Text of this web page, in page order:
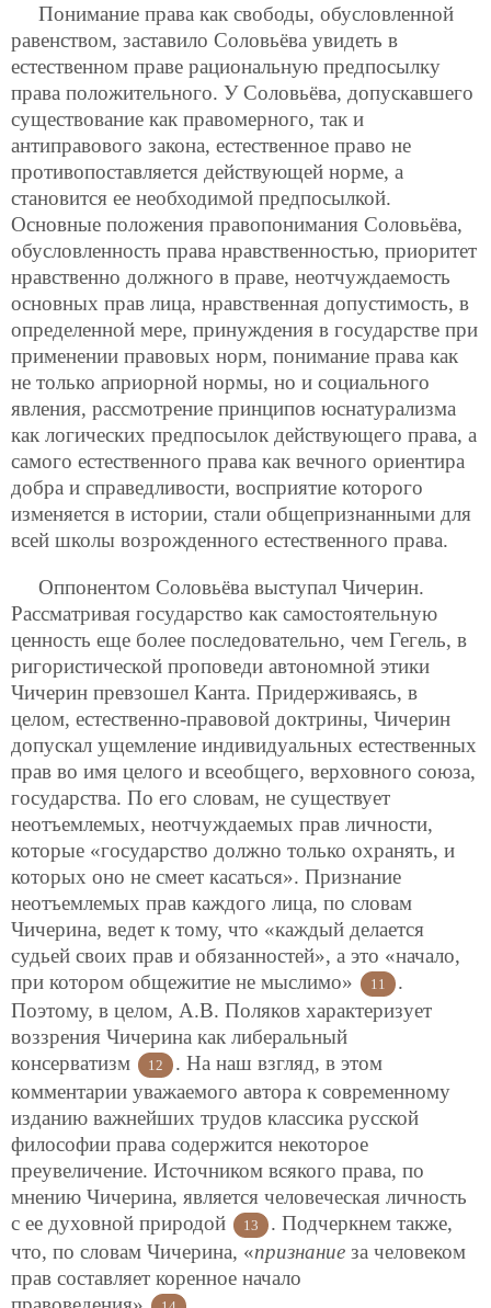
Понимание права как свободы, обусловленной
равенством, заставило Соловьёва увидеть в
естественном праве рациональную предпосылку
права положительного. У Соловьёва, допускавшего
существование как правомерного, так и
антиправового закона, естественное право не
противопоставляется действующей норме, а
становится ее необходимой предпосылкой.
Основные положения правопонимания Соловьёва,
обусловленность права нравственностью, приоритет
нравственно должного в праве, неотчуждаемость
основных прав лица, нравственная допустимость, в
определенной мере, принуждения в государстве при
применении правовых норм, понимание права как
не только априорной нормы, но и социального
явления, рассмотрение принципов юснатурализма
как логических предпосылок действующего права, а
самого естественного права как вечного ориентира
добра и справедливости, восприятие которого
изменяется в истории, стали общепризнанными для
всей школы возрожденного естественного права.
Оппонентом Соловьёва выступал Чичерин.
Рассматривая государство как самостоятельную
ценность еще более последовательно, чем Гегель, в
ригористической проповеди автономной этики
Чичерин превзошел Канта. Придерживаясь, в
целом, естественно-правовой доктрины, Чичерин
допускал ущемление индивидуальных естественных
прав во имя целого и всеобщего, верховного союза,
государства. По его словам, не существует
неотъемлемых, неотчуждаемых прав личности,
которые «государство должно только охранять, и
которых оно не смеет касаться». Признание
неотъемлемых прав каждого лица, по словам
Чичерина, ведет к тому, что «каждый делается
судьей своих прав и обязанностей», а это «начало,
при котором общежитие не мыслимо»
11
.
Поэтому, в целом, А.В. Поляков характеризует
воззрения Чичерина как либеральный
консерватизм
12
. На наш взгляд, в этом
комментарии уважаемого автора к современному
изданию важнейших трудов классика русской
философии права содержится некоторое
преувеличение. Источником всякого права, по
мнению Чичерина, является человеческая личность
с ее духовной природой
13
. Подчеркнем также,
что, по словам Чичерина, «признание за человеком
прав составляет коренное начало